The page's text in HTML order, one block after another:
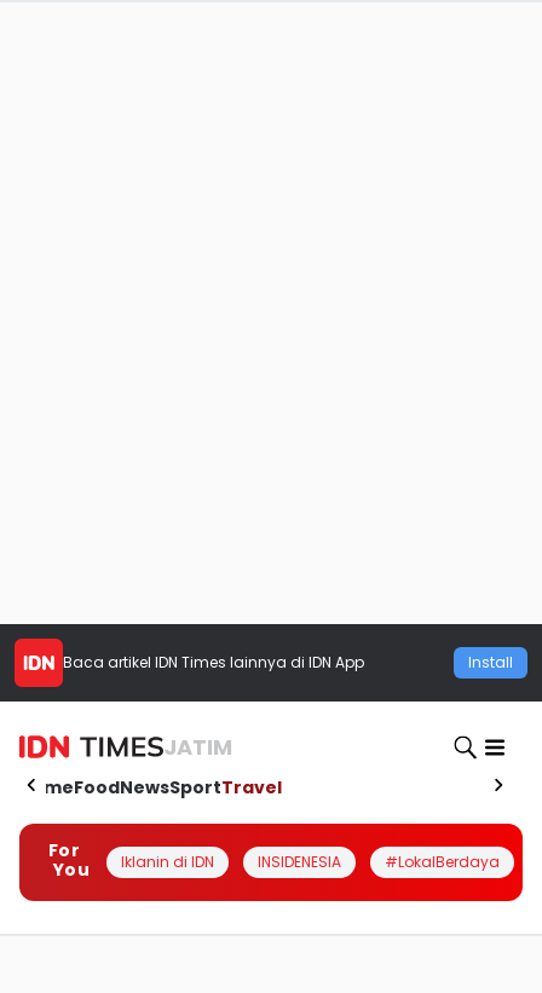
Baca artikel IDN Times lainnya di IDN App Install
JATIM
HomeFoodNewsSportTravel
For
You
Iklanin di IDN INSIDENESIA #LokalBerdaya